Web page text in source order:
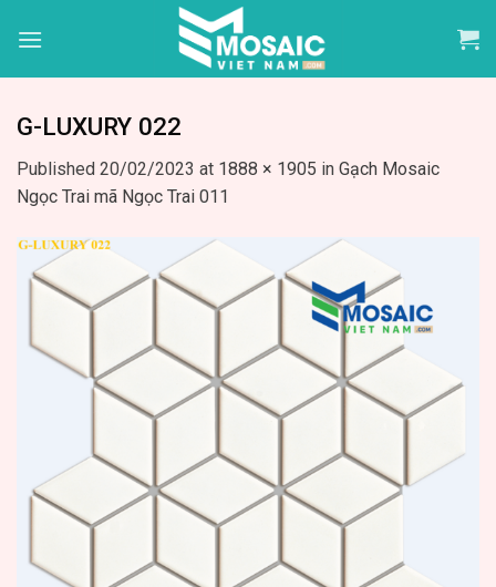
G-LUXURY 022
Published 20/02/2023 at 1888 × 1905 in Gạch Mosaic
Ngọc Trai mã Ngọc Trai 011